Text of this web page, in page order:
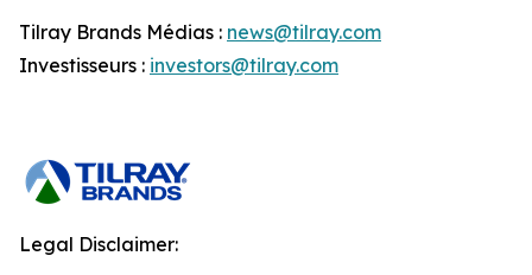
Tilray Brands Médias : news@tilray.com
Investisseurs : investors@tilray.com
Legal Disclaimer: